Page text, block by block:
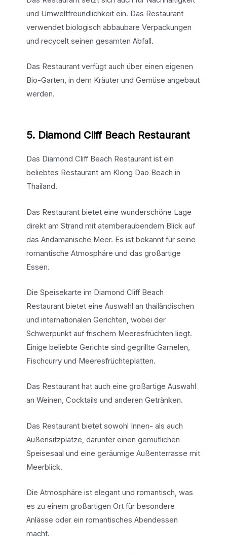
und Umweltfreundlichkeit ein. Das Restaurant
verwendet biologisch abbaubare Verpackungen
und recycelt seinen gesamten Abfall.
Das Restaurant verfügt auch über einen eigenen
Bio-Garten, in dem Kräuter und Gemüse angebaut
werden.
5. Diamond Cliff Beach Restaurant
Das Diamond Cliff Beach Restaurant ist ein
beliebtes Restaurant am Klong Dao Beach in
Thailand.
Das Restaurant bietet eine wunderschöne Lage
direkt am Strand mit atemberaubendem Blick auf
das Andamanische Meer. Es ist bekannt für seine
romantische Atmosphäre und das großartige
Essen.
Die Speisekarte im Diamond Cliff Beach
Restaurant bietet eine Auswahl an thailändischen
und internationalen Gerichten, wobei der
Schwerpunkt auf frischem Meeresfrüchten liegt.
Einige beliebte Gerichte sind gegrillte Garnelen,
Fischcurry und Meeresfrüchteplatten.
Das Restaurant hat auch eine großartige Auswahl
an Weinen, Cocktails und anderen Getränken.
Das Restaurant bietet sowohl Innen- als auch
Außensitzplätze, darunter einen gemütlichen
Speisesaal und eine geräumige Außenterrasse mit
Meerblick.
Die Atmosphäre ist elegant und romantisch, was
es zu einem großartigen Ort für besondere
Anlässe oder ein romantisches Abendessen
macht.